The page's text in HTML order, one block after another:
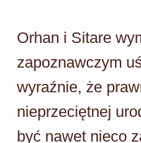
Orhan i Sitare
zapoznawczym
wyraźnie, że
nieprzeciętnej
być nawet nieco